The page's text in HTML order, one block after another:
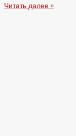
Читать далее »